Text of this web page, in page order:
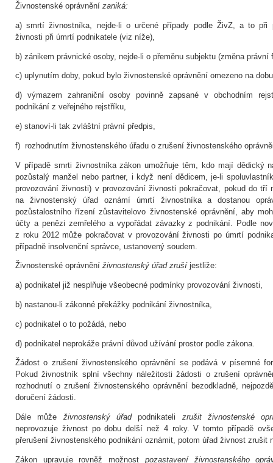
Živnostenské oprávnění zaniká:
a) smrtí živnostníka, nejde-li o určené případy podle ŽivZ, a to při
živnosti při úmrtí podnikatele (viz níže),
b) zánikem právnické osoby, nejde-li o přeměnu subjektu (změna právní
c) uplynutím doby, pokud bylo živnostenské oprávnění omezeno na
d) výmazem zahraniční osoby povinně zapsané v obchodním
podnikání z veřejného rejstříku,
e) stanoví-li tak zvláštní právní předpis,
f) rozhodnutím živnostenského úřadu o zrušení živnostenského
V případě smrti živnostníka zákon umožňuje těm, kdo mají dědický
pozůstalý manžel nebo partner, i když není dědicem, je-li
provozování živnosti) v provozování živnosti pokračovat, pokud do tří
na živnostenský úřad oznámí úmrtí živnostníka a dostanou
pozůstalostního řízení zůstavitelovo živnostenské oprávnění, aby
účty a penězi zemřelého a vypořádat závazky z podnikání. Podle
z roku 2012 může pokračovat v provozování živnosti po úmrtí
případně insolvenční správce, ustanovený soudem.
Živnostenské oprávnění živnostenský úřad zrušíjestliže:
a) podnikatel již nesplňuje všeobecné podmínky provozování živnosti,
b) nastanou-li zákonné překážky podnikání živnostníka,
c) podnikatel o to požádá, nebo
d) podnikatel neprokáže právní důvod užívání prostor podle zákona.
Žádost o zrušení živnostenského oprávnění se podává v písemné
Pokud živnostník splní všechny náležitosti žádosti o zrušení
rozhodnutí o zrušení živnostenského oprávnění bezodkladně,
doručení žádosti.
Dále může živnostenský úřadpodnikateli zrušit živnostenské
neprovozuje živnost po dobu delší než 4 roky. V tomto případě
přerušení živnostenského podnikání oznámit, potom úřad živnost zrušit
Zákon upravuje rovněž možnost pozastavení živnostenského